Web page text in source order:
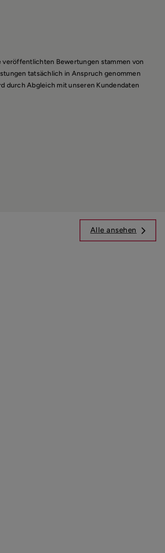
veröffentlichten Bewertungen stammen von
tatsächlich in Anspruch genommen
durch Abgleich mit unseren Kundendaten
Alle ansehen